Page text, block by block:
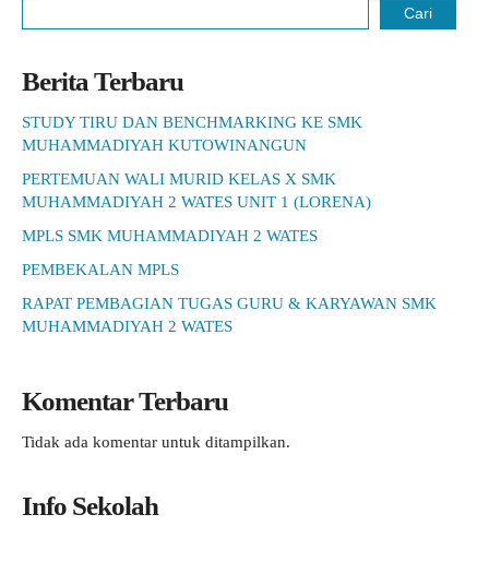
Cari
Berita Terbaru
STUDY TIRU DAN BENCHMARKING KE SMK
MUHAMMADIYAH KUTOWINANGUN
PERTEMUAN WALI MURID KELAS X SMK
MUHAMMADIYAH 2 WATES UNIT 1 (LORENA)
MPLS SMK MUHAMMADIYAH 2 WATES
PEMBEKALAN MPLS
RAPAT PEMBAGIAN TUGAS GURU & KARYAWAN SMK
MUHAMMADIYAH 2 WATES
Komentar Terbaru
Tidak ada komentar untuk ditampilkan.
Info Sekolah